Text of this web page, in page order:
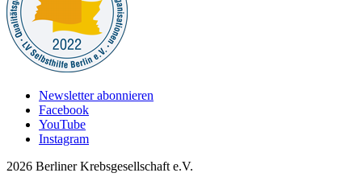
Newsletter abonnieren
Facebook
YouTube
Instagram
2026 Berliner Krebsgesellschaft e.V.